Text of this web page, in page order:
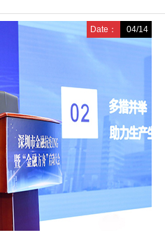
Date： 04/14